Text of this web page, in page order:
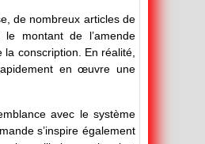
de nombreux articles de
montant de l’amende
la conscription. En réalité,
en œuvre une
avec le système
s’inspire également